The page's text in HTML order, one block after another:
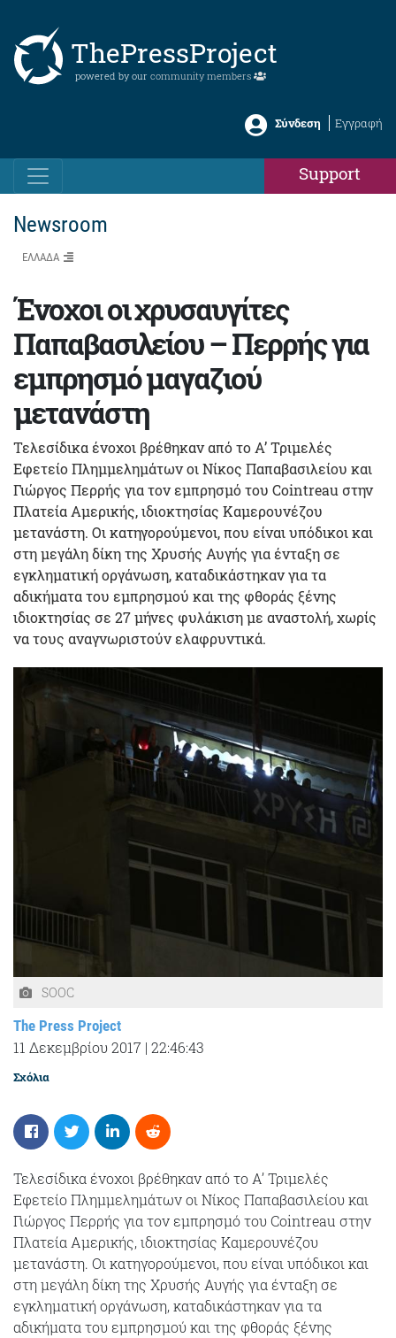
ThePressProject
powered by our community members
Σύνδεση Εγγραφή
Support
Newsroom
ΕΛΛΑΔΑ
Ένοχοι οι χρυσαυγίτες
Παπαβασιλείου – Περρής για
εμπρησμό μαγαζιού
μετανάστη
Τελεσίδικα ένοχοι βρέθηκαν από το Α’ Τριμελές
Εφετείο Πλημμελημάτων oι Νίκος Παπαβασιλείου και
Γιώργος Περρής για τον εμπρησμό του Cointreau στην
Πλατεία Αμερικής, ιδιοκτησίας Καμερουνέζου
μετανάστη. Οι κατηγορούμενοι, που είναι υπόδικοι και
στη μεγάλη δίκη της Χρυσής Αυγής για ένταξη σε
εγκληματική οργάνωση, καταδικάστηκαν για τα
αδικήματα του εμπρησμού και της φθοράς ξένης
ιδιοκτησίας σε 27 μήνες φυλάκιση με αναστολή, χωρίς
να τους αναγνωριστούν ελαφρυντικά.
SOOC
The Press Project
11 Δεκεμβρίου 2017 | 22:46:43
Σχόλια
Τελεσίδικα ένοχοι βρέθηκαν από το Α’ Τριμελές
Εφετείο Πλημμελημάτων oι Νίκος Παπαβασιλείου και
Γιώργος Περρής για τον εμπρησμό του Cointreau στην
Πλατεία Αμερικής, ιδιοκτησίας Καμερουνέζου
μετανάστη. Οι κατηγορούμενοι, που είναι υπόδικοι και
στη μεγάλη δίκη της Χρυσής Αυγής για ένταξη σε
εγκληματική οργάνωση, καταδικάστηκαν για τα
αδικήματα του εμπρησμού και της φθοράς ξένης